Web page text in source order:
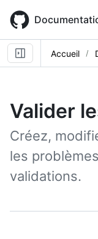
main
content
Accueil
Valider
Créez,
les
validations.